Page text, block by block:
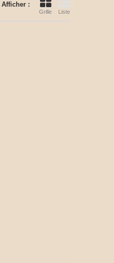
Afficher :
Grille Liste